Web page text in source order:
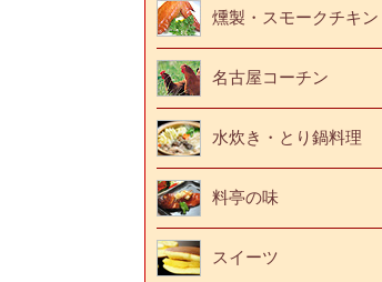
燻製・スモークチキン
名古屋コーチン
水炊き・とり鍋料理
料亭の味
スイーツ